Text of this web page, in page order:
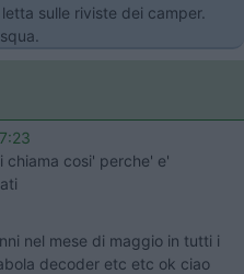
sulle riviste dei camper.
chiama cosi' perche' e'
nel mese di maggio in tutti i
decoder etc etc ok ciao